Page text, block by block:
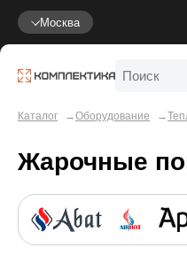
Москва
Каталог Оборудование
Жарочные